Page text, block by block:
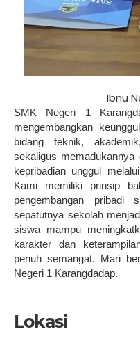
Ibnu
SMK Negeri 1
mengembangkan
bidang teknik,
sekaligus memadukannya
kepribadian unggul
Kami memiliki prinsip
pengembangan
sepatutnya sekolah
siswa mampu
karakter dan
penuh semangat. Mari
Negeri 1 Karangdadap.
Lokasi